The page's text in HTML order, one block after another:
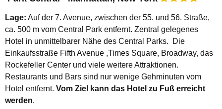
Lage: Auf der 7. Avenue, zwischen der 55. und 56. Straße,
ca. 500 m vom Central Park entfernt. Zentral gelegenes
Hotel in unmittelbarer Nähe des Central Parks. Die
Einkaufsstraße Fifth Avenue ,Times Square, Broadway, das
Rockefeller Center und viele weitere Attraktionen.
Restaurants und Bars sind nur wenige Gehminuten vom
Hotel entfernt. Vom Ziel kann das Hotel zu Fuß erreicht
werden.